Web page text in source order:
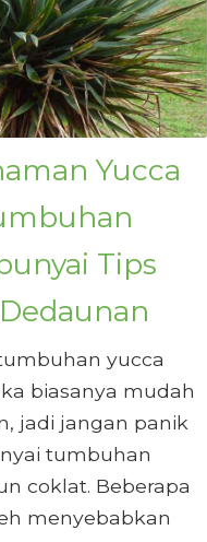
Yucca
Tips
yucca
biasanya mudah
jadi jangan panik
tumbuhan
coklat. Beberapa
menyebabkan